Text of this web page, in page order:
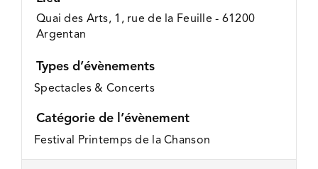
Quai des Arts, 1, rue de la Feuille - 61200
Argentan
Types d’évènements
Spectacles & Concerts
Catégorie de l’évènement
Festival Printemps de la Chanson